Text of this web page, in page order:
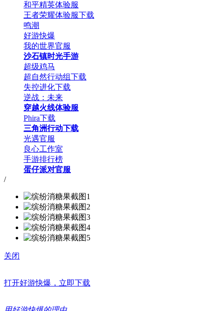
和平精英体验服
王者荣耀体验服下载
鸣潮
好游快爆
我的世界官服
沙石镇时光手游
超级鸡马
超自然行动组下载
失控进化下载
逆战：未来
穿越火线体验服
Phira下载
三角洲行动下载
光遇官服
良心工作室
手游排行榜
蛋仔派对官服
/
关闭
打开好游快爆，立即下载